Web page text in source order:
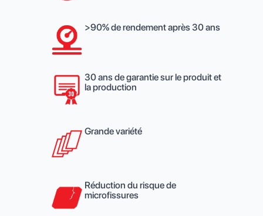
>90% de rendement après 30 ans
30 ans de garantie sur le produit et
la production
Grande variété
Réduction du risque de
microfissures